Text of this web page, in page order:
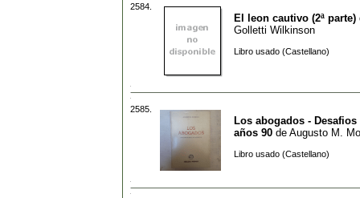
2584.
El leon cautivo (2ª parte)
Golletti Wilkinson
Libro usado (Castellano)
2585.
Los abogados -
años 90 de Augusto M.
Libro usado (Castellano)